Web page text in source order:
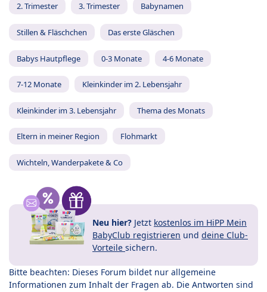
2. Trimester 3. Trimester Babynamen
Stillen & Fläschchen Das erste Gläschen
Babys Hautpflege 0-3 Monate 4-6 Monate
7-12 Monate Kleinkinder im 2. Lebensjahr
Kleinkinder im 3. Lebensjahr Thema des Monats
Eltern in meiner Region Flohmarkt
Wichteln, Wanderpakete & Co
Neu hier? Jetzt kostenlos im HiPP Mein
BabyClub registrieren und deine Club-
Vorteile sichern.
Bitte beachten: Dieses Forum bildet nur allgemeine
Informationen zum Inhalt der Fragen ab. Die Antworten sind